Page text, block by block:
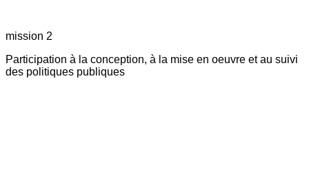
mission 2
Participation à la conception, à la mise en oeuvre et au suivi
des politiques publiques